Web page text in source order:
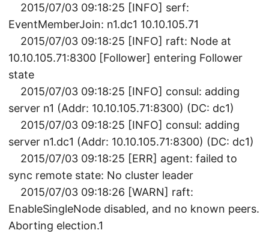
2015/07/03 09:18:25 [INFO] serf:
EventMemberJoin: n1.dc1 10.10.105.71
2015/07/03 09:18:25 [INFO] raft: Node at
10.10.105.71:8300 [Follower] entering Follower
state
2015/07/03 09:18:25 [INFO] consul: adding
server n1 (Addr: 10.10.105.71:8300) (DC: dc1)
2015/07/03 09:18:25 [INFO] consul: adding
server n1.dc1 (Addr: 10.10.105.71:8300) (DC: dc1)
2015/07/03 09:18:25 [ERR] agent: failed to
sync remote state: No cluster leader
2015/07/03 09:18:26 [WARN] raft:
EnableSingleNode disabled, and no known peers.
Aborting election.1